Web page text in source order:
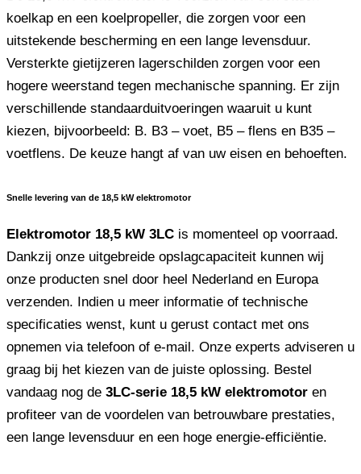
koelkap en een koelpropeller, die zorgen voor een
uitstekende bescherming en een lange levensduur.
Versterkte gietijzeren lagerschilden zorgen voor een
hogere weerstand tegen mechanische spanning. Er zijn
verschillende standaarduitvoeringen waaruit u kunt
kiezen, bijvoorbeeld: B. B3 – voet, B5 – flens en B35 –
voetflens. De keuze hangt af van uw eisen en behoeften.
Snelle levering van de 18,5 kW elektromotor
Elektromotor 18,5 kW 3LC is momenteel op voorraad.
Dankzij onze uitgebreide opslagcapaciteit kunnen wij
onze producten snel door heel Nederland en Europa
verzenden. Indien u meer informatie of technische
specificaties wenst, kunt u gerust contact met ons
opnemen via telefoon of e-mail. Onze experts adviseren u
graag bij het kiezen van de juiste oplossing. Bestel
vandaag nog de 3LC-serie 18,5 kW elektromotor en
profiteer van de voordelen van betrouwbare prestaties,
een lange levensduur en een hoge energie-efficiëntie.